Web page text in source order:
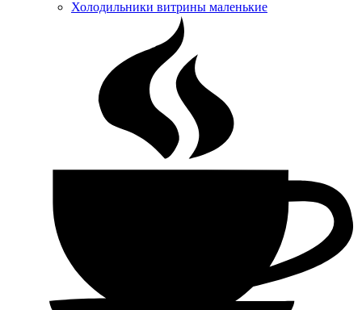
Холодильники витрины маленькие